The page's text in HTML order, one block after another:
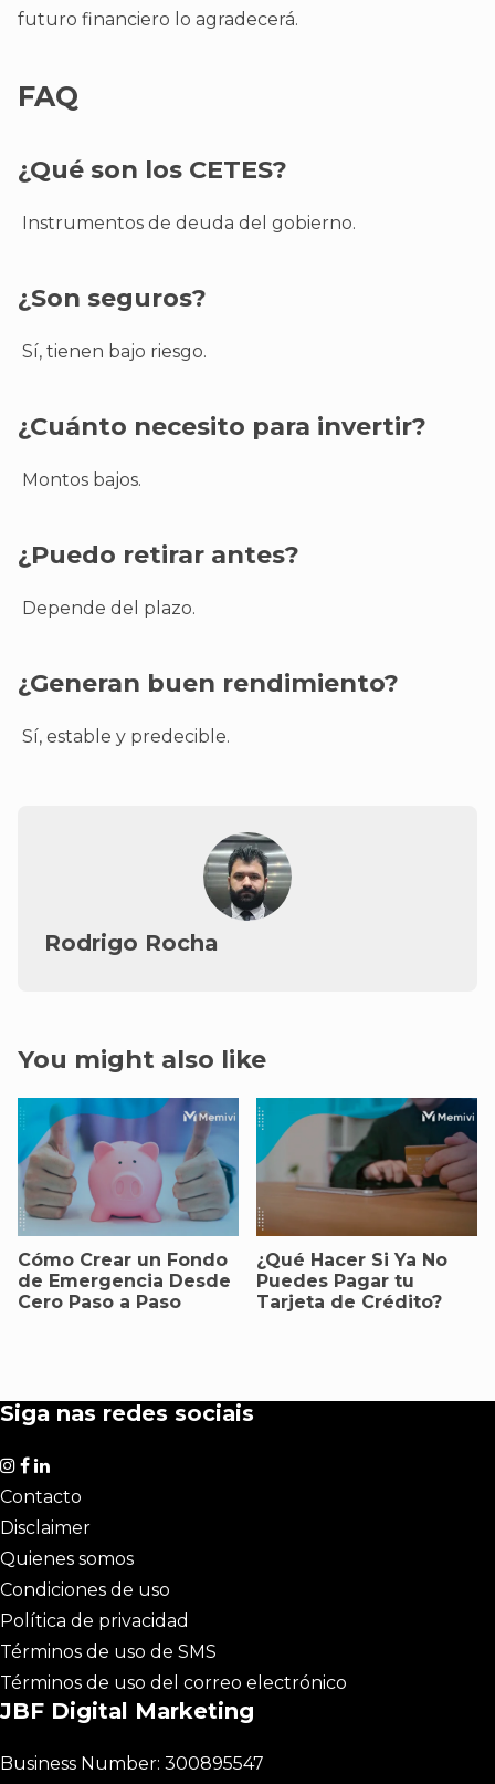
futuro financiero lo agradecerá.
FAQ
¿Qué son los CETES?
Instrumentos de deuda del gobierno.
¿Son seguros?
Sí, tienen bajo riesgo.
¿Cuánto necesito para invertir?
Montos bajos.
¿Puedo retirar antes?
Depende del plazo.
¿Generan buen rendimiento?
Sí, estable y predecible.
Rodrigo Rocha
You might also like
Cómo Crear un Fondo
de Emergencia Desde
Cero Paso a Paso
¿Qué Hacer Si Ya No
Puedes Pagar tu
Tarjeta de Crédito?
Siga nas redes sociais
Contacto
Disclaimer
Quienes somos
Condiciones de uso
Política de privacidad
Términos de uso de SMS
Términos de uso del correo electrónico
JBF Digital Marketing
Business Number: 300895547